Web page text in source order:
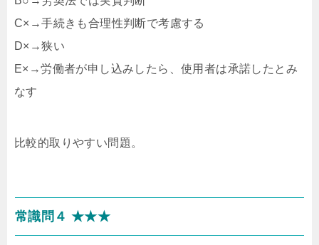
C×→手続きも合理性判断で考慮する
D×→狭い
E×→労働者が申し込みしたら、使用者は承諾したとみ
なす
比較的取りやすい問題。
常識問４ ★★★